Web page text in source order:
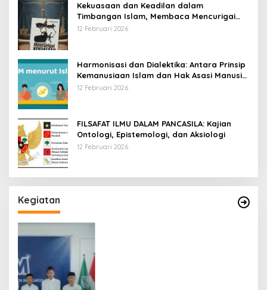
Kekuasaan dan Keadilan dalam
Timbangan Islam, Membaca Mencurigai
Kekuasaan Karya Fitron Nur Iksan
12 Februari 2026
Harmonisasi dan Dialektika: Antara Prinsip
Kemanusiaan Islam dan Hak Asasi Manusia
Universal
12 Februari 2026
FILSAFAT ILMU DALAM PANCASILA: Kajian
Ontologi, Epistemologi, dan Aksiologi
12 Februari 2026
Kegiatan